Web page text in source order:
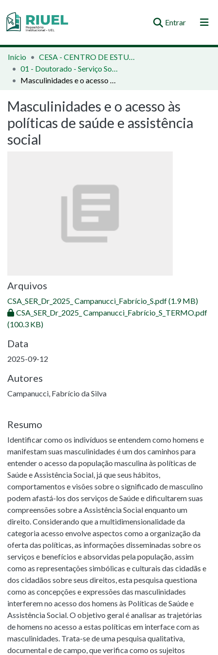
Entrar(current)
Orientações e Normas
Comunidades e Coleções
Estatísticas
Início
CESA - CENTRO DE ESTUDOS SOCIAIS APLICADOS
01 - Doutorado - Serviço Social e Política Social
Masculinidades e o acesso às políticas de saúde e assistência social
Masculinidades e o acesso às
políticas de saúde e assistência
social
Arquivos
CSA_SER_Dr_2025_ Campanucci_Fabrício_S.pdf(1.9 MB)
CSA_SER_Dr_2025_ Campanucci_Fabrício_S_TERMO.pdf
(100.3 KB)
Data
2025-09-12
Autores
Campanucci, Fabrício da Silva
Resumo
Identificar como os indivíduos se entendem como homens e
manifestam suas masculinidades é um dos caminhos para
entender o acesso da população masculina às políticas de
Saúde e Assistência Social, já que seus hábitos,
comportamentos e visões sobre o significado de masculino
podem afastá-los dos serviços de Saúde e dificultarem suas
compreensões sobre a Assistência Social enquanto um
direito. Considerando que a multidimensionalidade da
categoria acesso envolve aspectos como a organização da
oferta das políticas, as informações disseminadas sobre os
serviços e benefícios e absorvidas pela população, assim
como as representações simbólicas e culturais das cidadãs e
dos cidadãos sobre seus direitos, esta pesquisa questiona
como as concepções e expressões das masculinidades
interferem no acesso dos homens às Políticas de Saúde e
Assistência Social. O objetivo geral é analisar as trajetórias
de homens no acesso a estas políticas em interface com as
masculinidades. Trata-se de uma pesquisa qualitativa,
documental e de campo, que verifica como os sujeitos